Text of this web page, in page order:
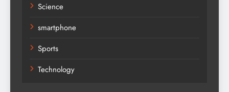
Science
smartphone
Sports
Technology